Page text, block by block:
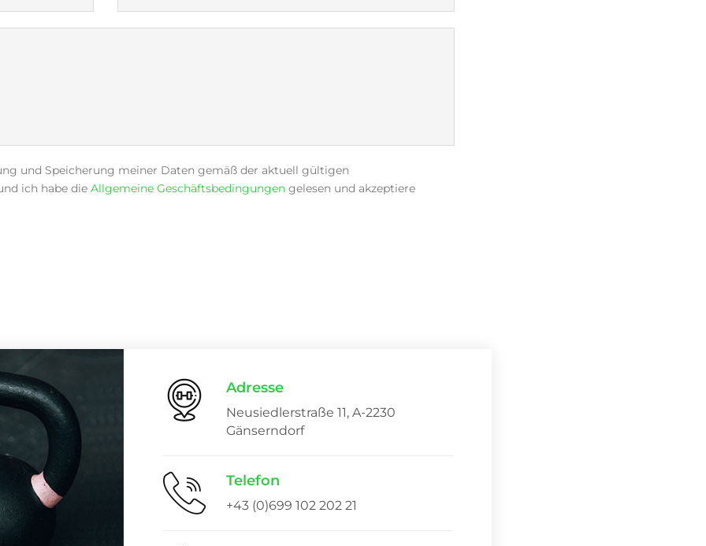
und Speicherung meiner Daten gemäß der aktuell gültigen
ich habe die Allgemeine Geschäftsbedingungen gelesen und akzeptiere
Adresse
Neusiedlerstraße 11, A-2230
Gänserndorf
Telefon
+43 (0)699 102 202 21